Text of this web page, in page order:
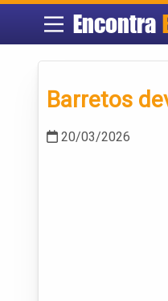
Encontra
Barretos
20/03/2026